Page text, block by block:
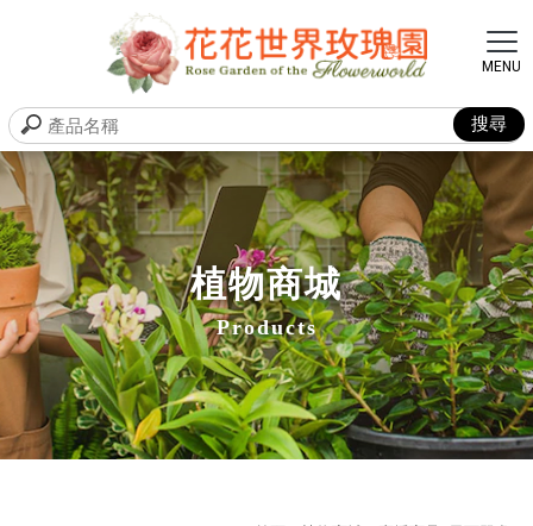
植物商城
Products